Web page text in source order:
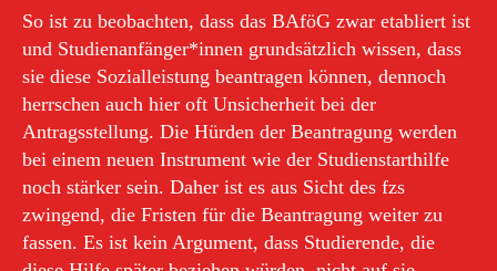
So ist zu beobachten, dass das BAföG zwar etabliert ist
und Studienanfänger*innen grundsätzlich wissen, dass
sie diese Sozialleistung beantragen können, dennoch
herrschen auch hier oft Unsicherheit bei der
Antragsstellung. Die Hürden der Beantragung werden
bei einem neuen Instrument wie der Studienstarthilfe
noch stärker sein. Daher ist es aus Sicht des fzs
zwingend, die Fristen für die Beantragung weiter zu
fassen. Es ist kein Argument, dass Studierende, die